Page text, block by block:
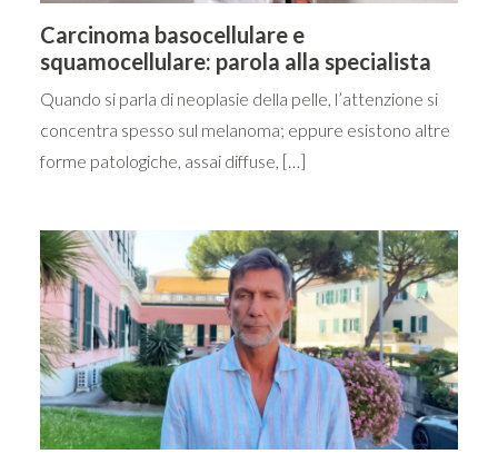
Carcinoma basocellulare e
squamocellulare: parola alla specialista
Quando si parla di neoplasie della pelle, l’attenzione si
concentra spesso sul melanoma; eppure esistono altre
forme patologiche, assai diffuse, […]